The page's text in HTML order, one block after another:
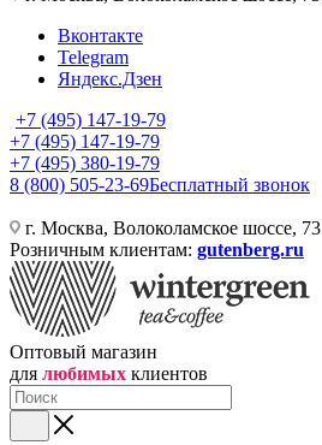
Вконтакте
Telegram
Яндекс.Дзен
+7 (495) 147-19-79
+7 (495) 147-19-79
+7 (495) 380-19-79
8 (800) 505-23-69Бесплатный звонок
г. Москва, Волоколамское шоссе, 73
Розничным клиентам: gutenberg.ru
Оптовый магазин
для любимых клиентов